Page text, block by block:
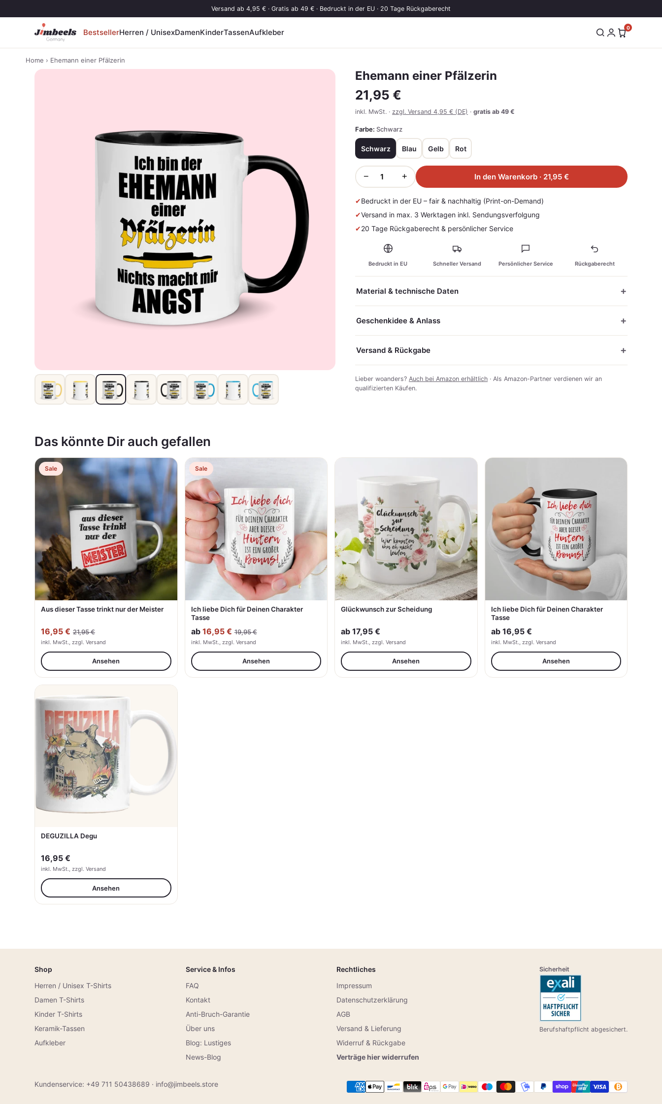
Versand ab 4,95 € · Gratis ab 49 € · Bedruckt in der EU · 20 Tage Rückgaberecht
BestsellerHerren / UnisexDamenKinderTassenAufkleber 0
Home › Ehemann einer Pfälzerin
Ehemann einer Pfälzerin
21,95 €
inkl. MwSt. ·zzgl. Versand 4,95 € (DE) ·gratis ab 49 €
Farbe:Schwarz
Schwarz Blau Gelb Rot
− + In den Warenkorb · 21,95 €
✔Bedruckt in der EU – fair & nachhaltig (Print-on-Demand)
✔Versand in max. 3 Werktagen inkl. Sendungsverfolgung
✔20 Tage Rückgaberecht & persönlicher Service
Bedruckt in EU Schneller Versand Persönlicher Service Rückgaberecht
Material & technische Daten
Geschenkidee & Anlass
Versand & Rückgabe
Lieber woanders?Auch bei Amazon erhältlich · Als Amazon-Partner verdienen wir an
qualifizierten Käufen.
Das könnte Dir auch gefallen
Sale
Aus dieser Tasse trinkt nur der Meister
16,95 € 21,95 €
inkl. MwSt., zzgl. Versand
Ansehen
Sale
Ich liebe Dich für Deinen Charakter
Tasse
ab 16,95 € 19,95 €
inkl. MwSt., zzgl. Versand
Ansehen
Glückwunsch zur Scheidung
ab 17,95 €
inkl. MwSt., zzgl. Versand
Ansehen
Ich liebe Dich für Deinen Charakter
Tasse
ab 16,95 €
inkl. MwSt., zzgl. Versand
Ansehen
DEGUZILLA Degu
16,95 €
inkl. MwSt., zzgl. Versand
Ansehen
Shop
Herren / Unisex T-Shirts
Damen T-Shirts
Kinder T-Shirts
Keramik-Tassen
Aufkleber
Service & Infos
FAQ
Kontakt
Anti-Bruch-Garantie
Über uns
Blog: Lustiges
News-Blog
Rechtliches
Impressum
Datenschutzerklärung
AGB
Versand & Lieferung
Widerruf & Rückgabe
Verträge hier widerrufen
Sicherheit
Berufshaftpflicht abgesichert.
Kundenservice: +49 711 50438689 · info@jimbeels.store